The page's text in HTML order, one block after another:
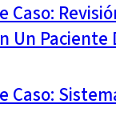
Caso:
Un Paciente
Caso: